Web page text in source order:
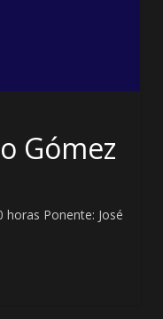
Gómez
horas Ponente: José